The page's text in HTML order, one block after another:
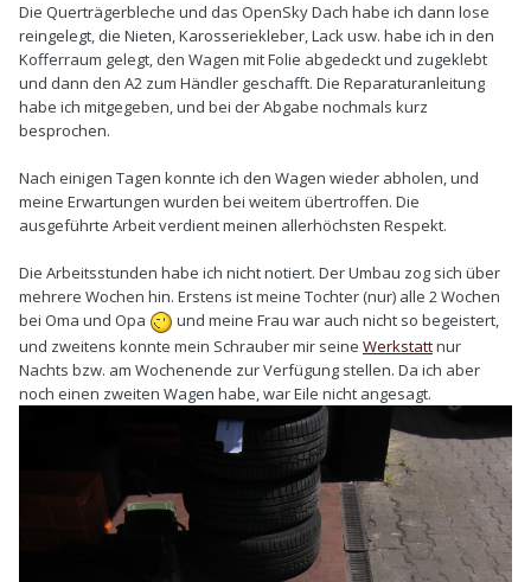
Die Querträgerbleche und das OpenSky Dach habe ich dann lose
reingelegt, die Nieten, Karosseriekleber, Lack usw. habe ich in den
Kofferraum gelegt, den Wagen mit Folie abgedeckt und zugeklebt
und dann den A2 zum Händler geschafft. Die Reparaturanleitung
habe ich mitgegeben, und bei der Abgabe nochmals kurz
besprochen.
Nach einigen Tagen konnte ich den Wagen wieder abholen, und
meine Erwartungen wurden bei weitem übertroffen. Die
ausgeführte Arbeit verdient meinen allerhöchsten Respekt.
Die Arbeitsstunden habe ich nicht notiert. Der Umbau zog sich über
mehrere Wochen hin. Erstens ist meine Tochter (nur) alle 2 Wochen
bei Oma und Opa
und meine Frau war auch nicht so begeistert,
und zweitens konnte mein Schrauber mir seine Werkstattnur
Nachts bzw. am Wochenende zur Verfügung stellen. Da ich aber
noch einen zweiten Wagen habe, war Eile nicht angesagt.